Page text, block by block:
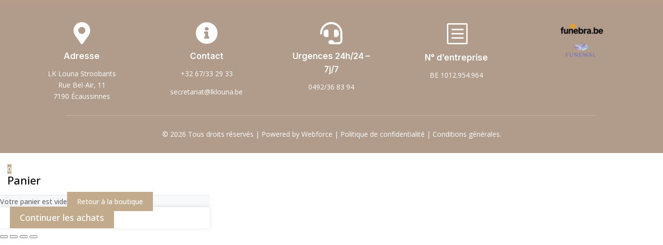

Adresse
LK Louna Stroobants
Rue Bel-Air, 11
7190 Écaussinnes

Contact
+32 67/33 29 33
secretariat@lklouna.be

Urgences 24h/24 –
7j/7
0492/36 83 94
b
N° d’entreprise
BE 1012.954.964
© 2026 Tous droits réservés | Powered by Webforce | Politique de confidentialité | Conditions générales.
0
Panier
Votre panier est vide Retour à la boutique
Continuer les achats